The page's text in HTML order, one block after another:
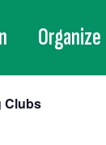
Organize
Clubs